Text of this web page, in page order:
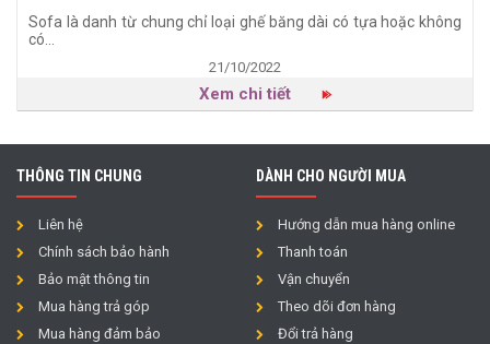
Sofa là danh từ chung chỉ loại ghế băng dài có tựa hoặc không
có...
21/10/2022
Xem chi tiết
THÔNG TIN CHUNG
Liên hệ
Chính sách bảo hành
Bảo mật thông tin
Mua hàng trả góp
Mua hàng đảm bảo
DÀNH CHO NGƯỜI MUA
Hướng dẫn mua hàng online
Thanh toán
Vận chuyển
Theo dõi đơn hàng
Đổi trả hàng